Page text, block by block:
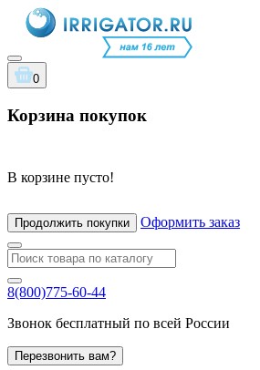
0
Корзина покупок
В корзине пусто!
Продолжить покупки Оформить заказ
8(800)775-60-44
Звонок бесплатный по всей России
Перезвонить вам?